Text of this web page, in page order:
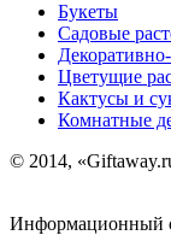
Букеты
Садовые
Цветущие
Кактусы и
Комнатные
© 2014,
Информационный